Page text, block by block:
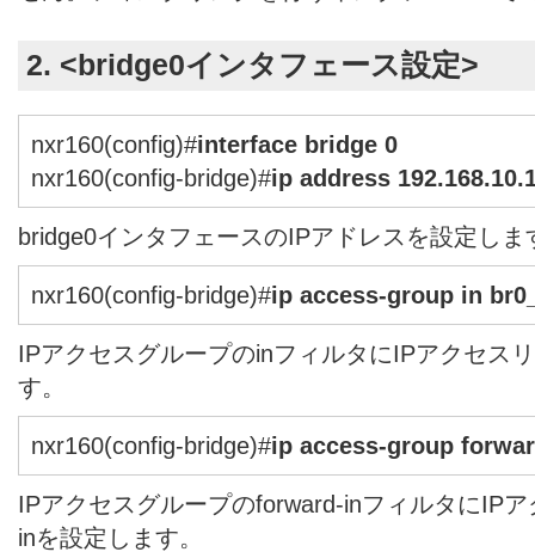
2. < bridge0インタフェース設定>
nxr160(config)#interface bridge 0
nxr160(config-bridge)#ip address
bridge0インタフェースのIPアドレスを設定しま
nxr160(config-bridge)#ip access-group in
IPアクセスグループのinフィルタにIPアクセス
す。
nxr160(config-bridge)#ip access-group
IPアクセスグループのforward-inフィルタにIP
inを設定します。